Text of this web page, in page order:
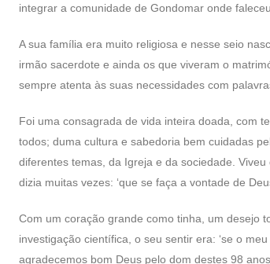
integrar a comunidade de Gondomar onde faleceu.
A sua família era muito religiosa e nesse seio
irmão sacerdote e ainda os que viveram o
sempre atenta às suas necessidades com
Foi uma consagrada de vida inteira doada, com
todos; duma cultura e sabedoria bem cuidadas
diferentes temas, da Igreja e da sociedade.
dizia muitas vezes: ‘que se faça a vontade de
Com um coração grande como tinha, um desejo
investigação científica, o seu sentir era: ‘se o
agradecemos bom Deus pelo dom destes 98